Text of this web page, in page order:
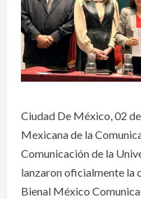
Ciudad De México, 02
Mexicana de la
Comunicación de la
lanzaron oficialmente la
Bienal México